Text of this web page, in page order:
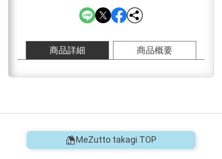
商品詳細 商品概要
MeZutto takagi TOP